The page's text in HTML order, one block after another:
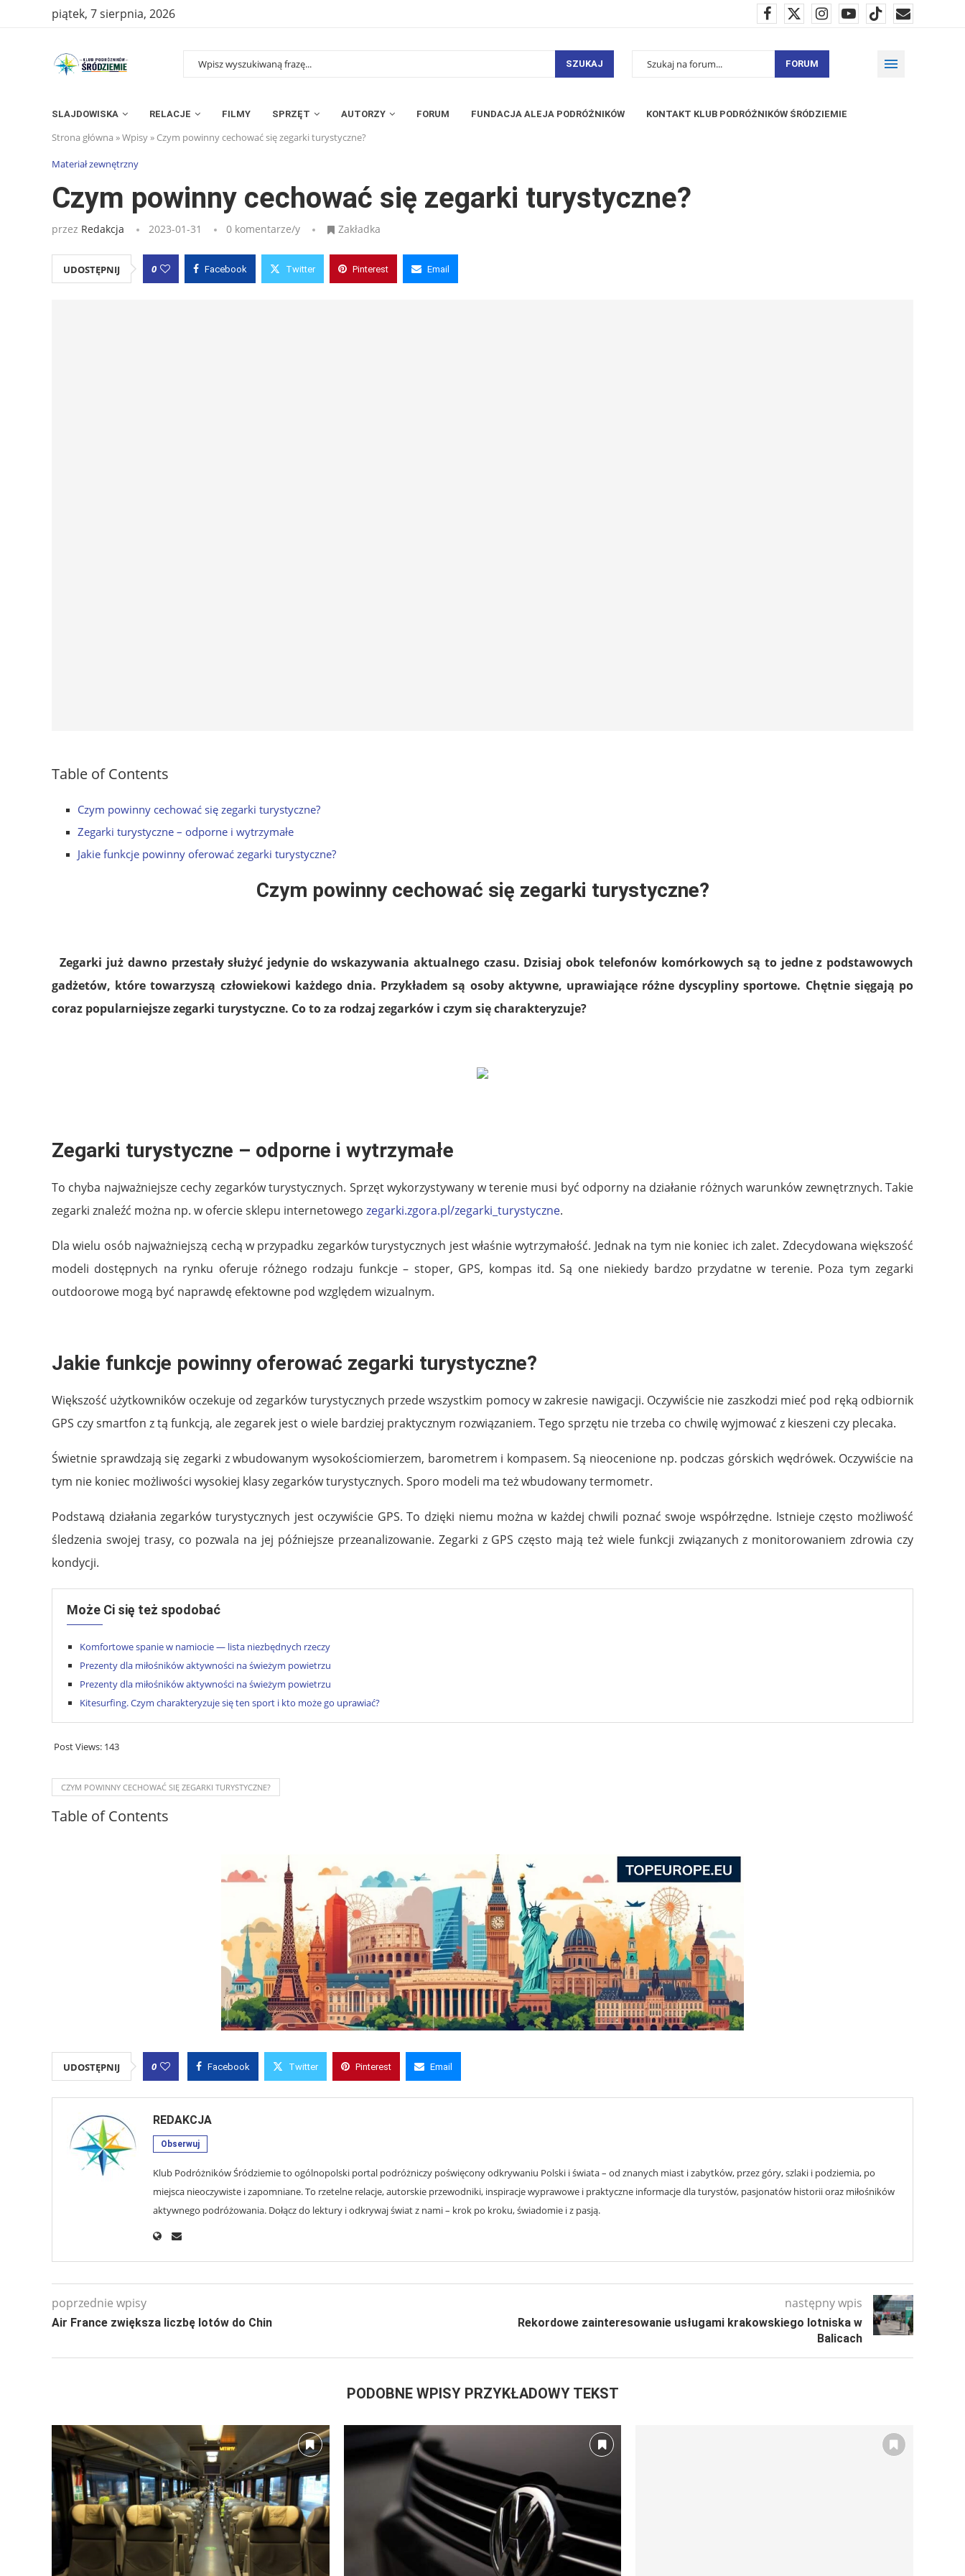
piątek, 7 sierpnia, 2026
SZUKAJ FORUM
SLAJDOWISKA RELACJE FILMY SPRZĘT AUTORZY FORUM FUNDACJA ALEJA PODRÓŻNIKÓW KONTAKT KLUB PODRÓŻNIKÓW ŚRÓDZIEMIE
Strona główna »Wpisy» Czym powinny cechować się zegarki turystyczne?
Materiał zewnętrzny
Czym powinny cechować się zegarki turystyczne?
przez Redakcja 2023-01-31 0 komentarze/y Zakładka
UDOSTĘPNIJ 0 Facebook Twitter Pinterest Email
Table of Contents
Czym powinny cechować się zegarki turystyczne?
Zegarki turystyczne – odporne i wytrzymałe
Jakie funkcje powinny oferować zegarki turystyczne?
Czym powinny cechować się zegarki turystyczne?
Zegarki już dawno przestały służyć jedynie do wskazywania aktualnego czasu. Dzisiaj obok telefonów komórkowych są to jedne z podstawowych
gadżetów, które towarzyszą człowiekowi każdego dnia. Przykładem są osoby aktywne, uprawiające różne dyscypliny sportowe. Chętnie sięgają po
coraz popularniejsze zegarki turystyczne. Co to za rodzaj zegarków i czym się charakteryzuje?
Zegarki turystyczne – odporne i wytrzymałe
To chyba najważniejsze cechy zegarków turystycznych. Sprzęt wykorzystywany w terenie musi być odporny na działanie różnych warunków zewnętrznych. Takie
zegarki znaleźć można np. w ofercie sklepu internetowego zegarki.zgora.pl/zegarki_turystyczne.
Dla wielu osób najważniejszą cechą w przypadku zegarków turystycznych jest właśnie wytrzymałość. Jednak na tym nie koniec ich zalet. Zdecydowana większość
modeli dostępnych na rynku oferuje różnego rodzaju funkcje – stoper, GPS, kompas itd. Są one niekiedy bardzo przydatne w terenie. Poza tym zegarki
outdoorowe mogą być naprawdę efektowne pod względem wizualnym.
Jakie funkcje powinny oferować zegarki turystyczne?
Większość użytkowników oczekuje od zegarków turystycznych przede wszystkim pomocy w zakresie nawigacji. Oczywiście nie zaszkodzi mieć pod ręką odbiornik
GPS czy smartfon z tą funkcją, ale zegarek jest o wiele bardziej praktycznym rozwiązaniem. Tego sprzętu nie trzeba co chwilę wyjmować z kieszeni czy plecaka.
Świetnie sprawdzają się zegarki z wbudowanym wysokościomierzem, barometrem i kompasem. Są nieocenione np. podczas górskich wędrówek. Oczywiście na
tym nie koniec możliwości wysokiej klasy zegarków turystycznych. Sporo modeli ma też wbudowany termometr.
Podstawą działania zegarków turystycznych jest oczywiście GPS. To dzięki niemu można w każdej chwili poznać swoje współrzędne. Istnieje często możliwość
śledzenia swojej trasy, co pozwala na jej późniejsze przeanalizowanie. Zegarki z GPS często mają też wiele funkcji związanych z monitorowaniem zdrowia czy
kondycji.
Może Ci się też spodobać
Komfortowe spanie w namiocie — lista niezbędnych rzeczy
Prezenty dla miłośników aktywności na świeżym powietrzu
Prezenty dla miłośników aktywności na świeżym powietrzu
Kitesurfing. Czym charakteryzuje się ten sport i kto może go uprawiać?
Post Views: 143
CZYM POWINNY CECHOWAĆ SIĘ ZEGARKI TURYSTYCZNE?
Table of Contents
UDOSTĘPNIJ 0 Facebook Twitter Pinterest Email
REDAKCJA
Obserwuj
Klub Podróżników Śródziemie to ogólnopolski portal podróżniczy poświęcony odkrywaniu Polski i świata – od znanych miast i zabytków, przez góry, szlaki i podziemia, po
miejsca nieoczywiste i zapomniane. To rzetelne relacje, autorskie przewodniki, inspiracje wyprawowe i praktyczne informacje dla turystów, pasjonatów historii oraz miłośników
aktywnego podróżowania. Dołącz do lektury i odkrywaj świat z nami – krok po kroku, świadomie i z pasją.
poprzednie wpisy
Air France zwiększa liczbę lotów do Chin
następny wpis
Rekordowe zainteresowanie usługami krakowskiego lotniska w
Balicach
PODOBNE WPISY PRZYKŁADOWY TEKST